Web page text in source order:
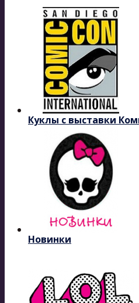
Куклы с выставки
Новинки